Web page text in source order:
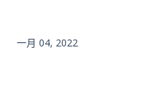
一月 04, 2022